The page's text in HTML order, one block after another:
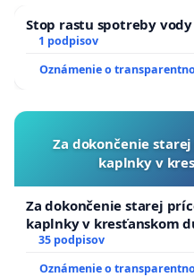
Stop rastu spotreby
1 podpisov
Oznámenie o
Za dokončenie
kaplnky v
Za dokončenie starej
kaplnky v kresťanskom
35 podpisov
Oznámenie o